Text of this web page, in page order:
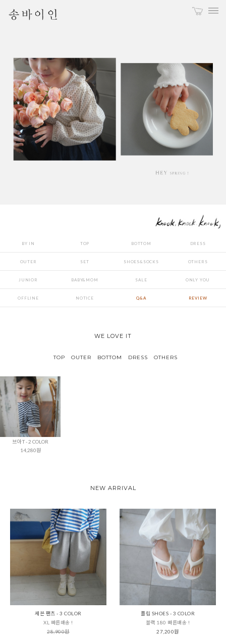
BY IN TOP BOTTOM DRESS
OUTER SET SHOES&SOCKS OTHERS
JUNIOR BABY&MOM SALE ONLY YOU
OFFLINE NOTICE Q&A REVIEW
WE LOVE IT
TOP OUTER BOTTOM DRESS OTHERS
브아 T - 2 COLOR
14,280원
NEW ARRIVAL
세븐 팬츠 - 3 COLOR
XL 빠른배송 !
28,900원
플립 SHOES - 3 COLOR
블랙 180 빠른배송 !
27,200원